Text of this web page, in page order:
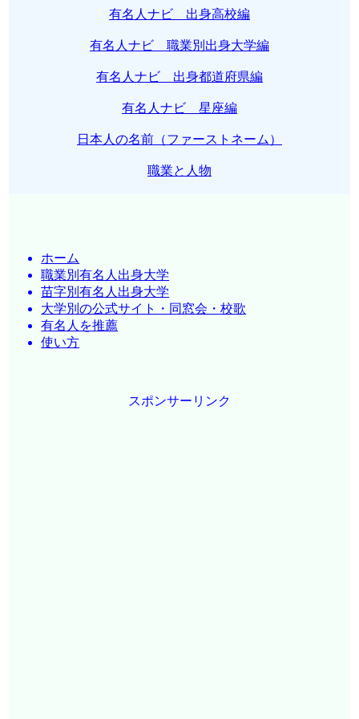
有名人ナビ 出身高校編
有名人ナビ 職業別出身大学編
有名人ナビ 出身都道府県編
有名人ナビ 星座編
日本人の名前（ファーストネーム）
職業と人物
ホーム
職業別有名人出身大学
苗字別有名人出身大学
大学別の公式サイト・同窓会・校歌
有名人を推薦
使い方
スポンサーリンク